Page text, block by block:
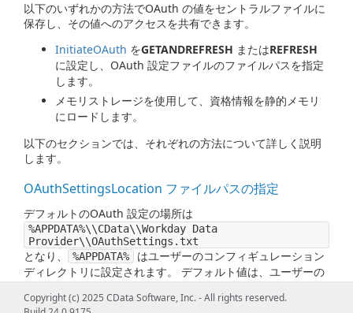
以下のいずれかの方法でOAuth の値をセントラルファイルに
保存し、その値へのアクセスを共有できます。
InitiateOAuth をGETANDREFRESH またはREFRESH
に設定し、OAuth 設定ファイルのファイルパスを指定
します。
メモリストレージを使用して、資格情報を静的メモリ
にロードします。
以下のセクションでは、それぞれの方法について詳しく説明
します。
OAuthSettingsLocation ファイルパスの指定
デフォルトのOAuth 設定の場所は
%APPDATA%\\CData\\Workday Data
Provider\\OAuthSettings.txt
となり、 %APPDATA%
はユーザーのコンフィギュレーション
ディレクトリに設定されます。 デフォルト値は、ユーザーの
Copyright (c) 2025 CData Software, Inc. - All rights reserved.